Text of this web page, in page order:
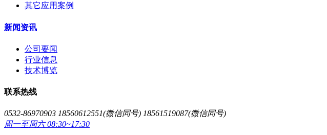
其它应用案例
新闻资讯
公司要闻
行业信息
技术博览
联系热线
0532-86970903 18560612551(微信同号) 18561519087(微信同号)
周一至周六 08:30~17:30